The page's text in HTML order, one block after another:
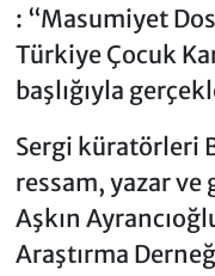
: “Masumiyet
Türkiye Çocuk
başlığıyla
Sergi küratörleri
ressam, yazar
Aşkın
Araştırma